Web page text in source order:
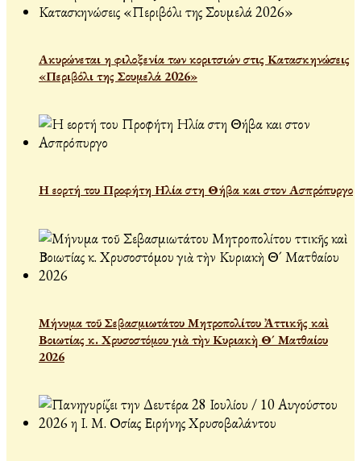
Ακυρώνεται η φιλοξενία των κοριτσιών στις Κατασκηνώσεις
«Περιβόλι της Σουμελά 2026»
Η εορτή του Προφήτη Ηλία στη Θήβα και στον Ασπρόπυργο
Μήνυμα τοῦ Σεβασμιωτάτου Μητροπολίτου Ἀττικῆς καὶ
Βοιωτίας κ. Χρυσοστόμου γιὰ τὴν Κυριακὴ Θ´ Ματθαίου
2026